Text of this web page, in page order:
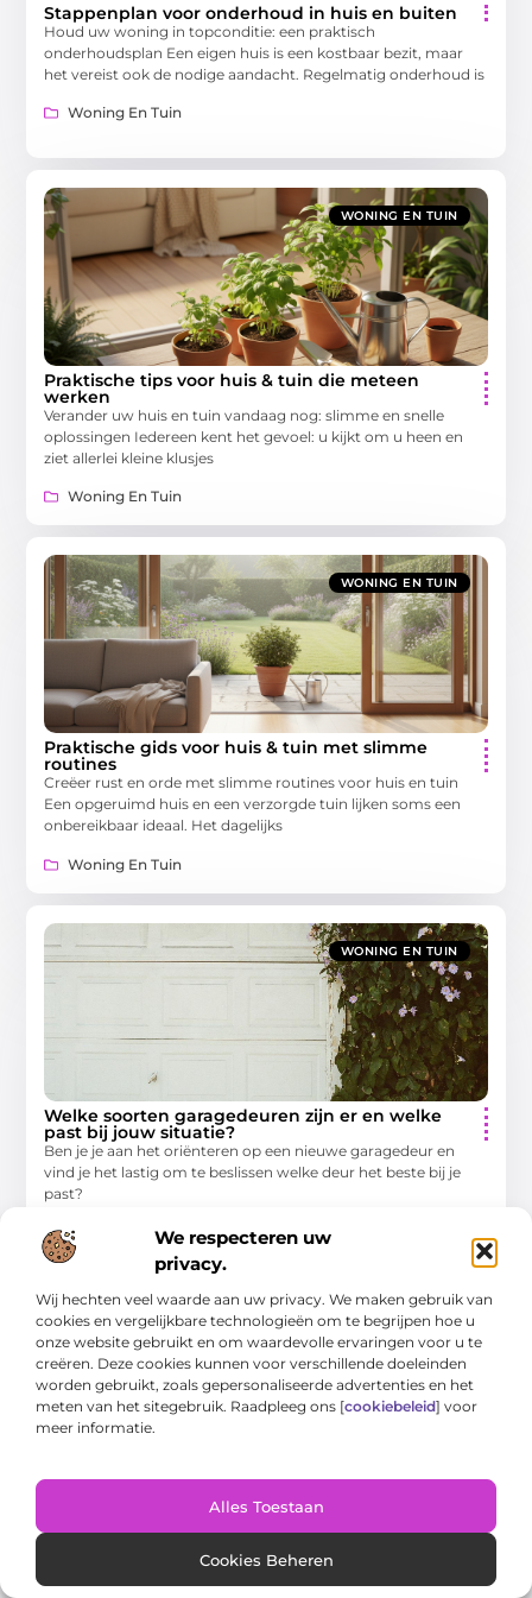
We respecteren uw
privacy.
Wij hechten veel waarde aan uw privacy. We maken gebruik van
cookies en vergelijkbare technologieën om te begrijpen hoe u
onze website gebruikt en om waardevolle ervaringen voor u te
creëren. Deze cookies kunnen voor verschillende doeleinden
worden gebruikt, zoals gepersonaliseerde advertenties en het
meten van het sitegebruik. Raadpleeg ons [cookiebeleid] voor
meer informatie.
Alles Toestaan
Cookies Beheren
Stappenplan voor onderhoud in huis en buiten
Houd uw woning in topconditie: een praktisch
onderhoudsplan Een eigen huis is een kostbaar bezit, maar
het vereist ook de nodige aandacht. Regelmatig onderhoud is
Woning En Tuin
WONING EN TUIN
Praktische tips voor huis & tuin die meteen
werken
Verander uw huis en tuin vandaag nog: slimme en snelle
oplossingen Iedereen kent het gevoel: u kijkt om u heen en
ziet allerlei kleine klusjes
Woning En Tuin
WONING EN TUIN
Praktische gids voor huis & tuin met slimme
routines
Creëer rust en orde met slimme routines voor huis en tuin
Een opgeruimd huis en een verzorgde tuin lijken soms een
onbereikbaar ideaal. Het dagelijks
Woning En Tuin
WONING EN TUIN
Welke soorten garagedeuren zijn er en welke
past bij jouw situatie?
Ben je je aan het oriënteren op een nieuwe garagedeur en
vind je het lastig om te beslissen welke deur het beste bij je
past?
Woning En Tuin
WONING EN TUIN
Praktische gids voor gezond wonen en
Creëer uw eigen oase: een gids voor een gezond huis en een